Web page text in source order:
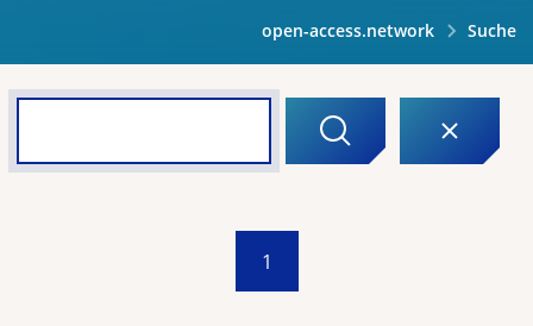
open-access.network Suche
1